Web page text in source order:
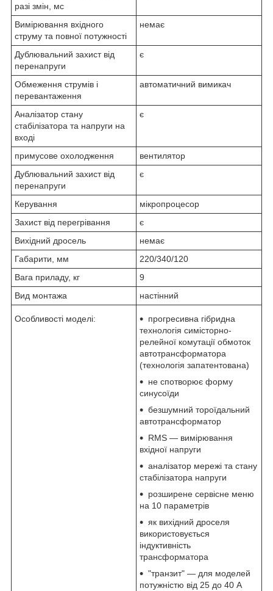
разі змін, мс
Вимірювання вхідного
струму та повної потужності
немає
Дублювальний захист від
перенапруги
є
Обмеження струмів і
перевантаження
автоматичний вимикач
Аналізатор стану
стабілізатора та напруги на
вході
є
примусове охолодження
вентилятор
Дублювальний захист від
перенапруги
є
Керування
мікропроцесор
Захист від перегрівання
є
Вихідний дросель
немає
Габарити, мм
220/340/120
Вага приладу, кг
9
Вид монтажа
настінний
Особливості моделі:
прогресивна гібридна
технологія симісторно-
релейної комутації обмоток
автотрансформатора
(технологія запатентована)
не спотворює форму
синусоїди
безшумний тороїдальний
автотрансформатор
RMS — вимірювання
вхідної напруги
аналізатор мережі та стану
стабілізатора напруги
розширене сервісне меню
на 10 параметрів
як вихідний дроселя
використовується
індуктивність
трансформатора
"транзит" — для моделей
потужністю від 25 до 40 А